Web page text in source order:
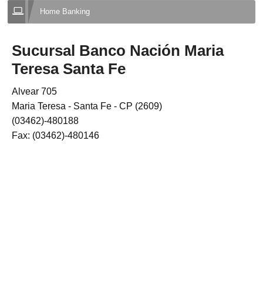
Home Banking
Sucursal Banco Nación Maria
Teresa Santa Fe
Alvear 705
Maria Teresa - Santa Fe - CP (2609)
(03462)-480188
Fax: (03462)-480146